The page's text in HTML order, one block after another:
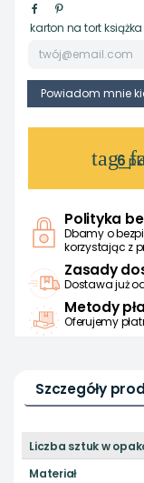
karton na tort książka
6
Polityka
Dbamy o
korzystając z
Zasady
Dostawa już
Metody
Oferujemy
Szczegóły
Liczba sztuk w
Materiał